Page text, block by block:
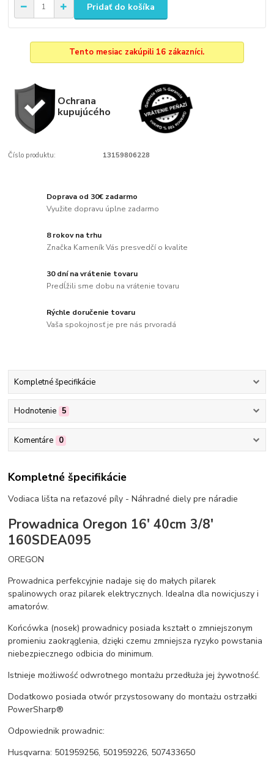
Pridať do košíka
Tento mesiac zakúpili 16 zákazníci.
Ochrana
kupujúcého
Číslo produktu: 13159806228
Doprava od 30€ zadarmo
Využite dopravu úplne zadarmo
8 rokov na trhu
Značka Kameník Vás presvedčí o kvalite
30 dní na vrátenie tovaru
Predĺžili sme dobu na vrátenie tovaru
Rýchle doručenie tovaru
Vaša spokojnosť je pre nás prvoradá
Kompletné špecifikácie
Hodnotenie 5
Komentáre 0
Kompletné špecifikácie
Vodiaca lišta na reťazové píly - Náhradné diely pre náradie
Prowadnica Oregon 16' 40cm 3/8'
160SDEA095
OREGON
Prowadnica perfekcyjnie nadaje się do małych pilarek
spalinowych oraz pilarek elektrycznych. Idealna dla nowicjuszy i
amatorów.
Końcówka (nosek) prowadnicy posiada kształt o zmniejszonym
promieniu zaokrąglenia, dzięki czemu zmniejsza ryzyko powstania
niebezpiecznego odbicia do minimum.
Istnieje możliwość odwrotnego montażu przedłuża jej żywotność.
Dodatkowo posiada otwór przystosowany do montażu ostrzałki
PowerSharp®
Odpowiednik prowadnic:
Husqvarna: 501959256, 501959226, 507433650